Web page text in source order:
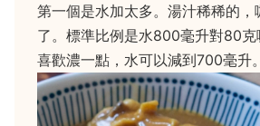
第一個是水加太多。湯汁稀稀的，
了。標準比例是水800毫升對80
喜歡濃一點，水可以減到700毫升。